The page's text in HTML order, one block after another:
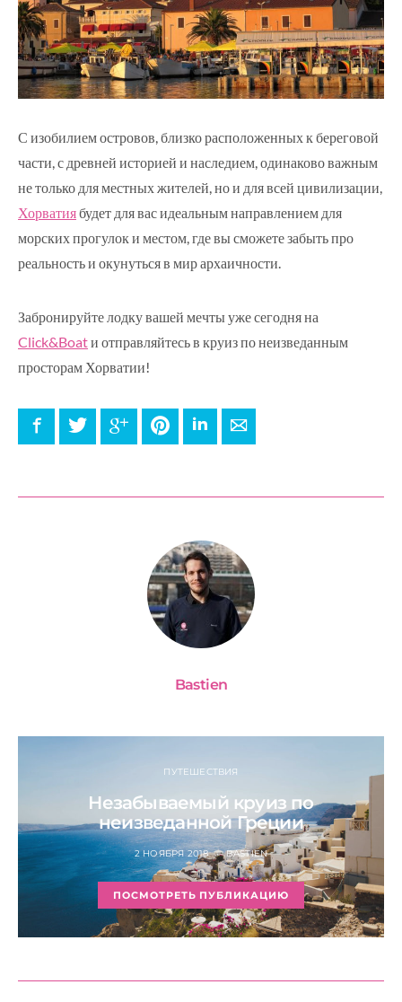
С изобилием островов, близко расположенных к береговой
части, с древней историей и наследием, одинаково важным
не только для местных жителей, но и для всей цивилизации,
Хорватиябудет для вас идеальным направлением для
морских прогулок и местом, где вы сможете забыть про
реальность и окунуться в мир архаичности.
Забронируйте лодку вашей мечты уже сегодня на
Click&Boatи отправляйтесь в круиз по неизведанным
просторам Хорватии!
FacebookTwitter Google+ PinterestLinkedInE-mail
Bastien
ПУТЕШЕСТВИЯ
Незабываемый круиз по
неизведанной Греции
2 НОЯБРЯ 2018 BASTIEN
ПОСМОТРЕТЬ ПУБЛИКАЦИЮ